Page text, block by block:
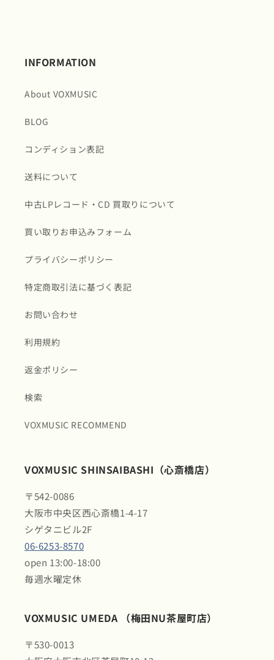
INFORMATION
About VOXMUSIC
BLOG
コンディション表記
送料について
中古LPレコード・CD 買取りについて
買い取りお申込みフォーム
プライバシーポリシー
特定商取引法に基づく表記
お問い合わせ
利用規約
返金ポリシー
検索
VOXMUSIC RECOMMEND
VOXMUSIC SHINSAIBASHI（心斎橋店）
〒542-0086
大阪市中央区西心斎橋1-4-17
シゲタニビル2F
06-6253-8570
open 13:00-18:00
毎週水曜定休
VOXMUSIC UMEDA （梅田NU茶屋町店）
〒530-0013